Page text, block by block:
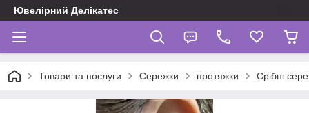
Ювелірний Делікатес
Товари та послуги Сережки протяжки Срібні